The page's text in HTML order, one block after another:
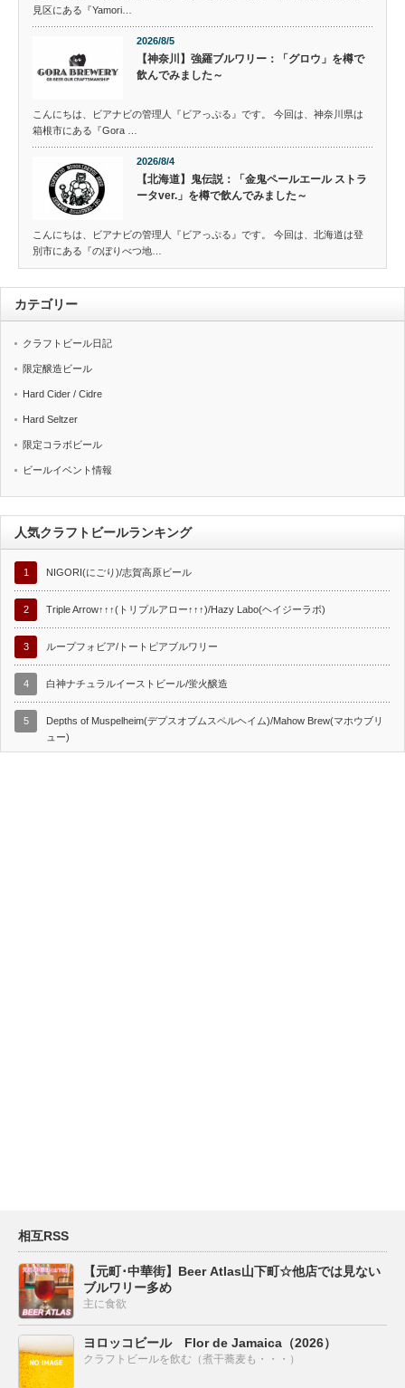
見区にある『Yamori…
2026/8/5
【神奈川】強羅ブルワリー：「グロウ」を樽で
飲んでみました～
こんにちは、ビアナビの管理人『ビアっぷる』です。 今回は、神奈川県は
箱根市にある『Gora …
2026/8/4
【北海道】鬼伝説：「金鬼ペールエール ストラ
ータver.」を樽で飲んでみました～
こんにちは、ビアナビの管理人『ビアっぷる』です。 今回は、北海道は登
別市にある『のぼりべつ地…
カテゴリー
クラフトビール日記
限定醸造ビール
Hard Cider / Cidre
Hard Seltzer
限定コラボビール
ビールイベント情報
人気クラフトビールランキング
1 NIGORI(にごり)/志賀高原ビール
2 Triple Arrow↑↑↑(トリプルアロー↑↑↑)/Hazy Labo(ヘイジーラボ)
3 ループフォビア/トートピアブルワリー
4 白神ナチュラルイーストビール/蛍火醸造
5
Depths of Muspelheim(デプスオブムスペルヘイム)/Mahow Brew(マホウブリ
ュー)
相互RSS
【元町･中華街】Beer Atlas山下町☆他店では見ない
ブルワリー多め
主に食欲
ヨロッコビール Flor de Jamaica（2026）
クラフトビールを飲む（煮干蕎麦も・・・）